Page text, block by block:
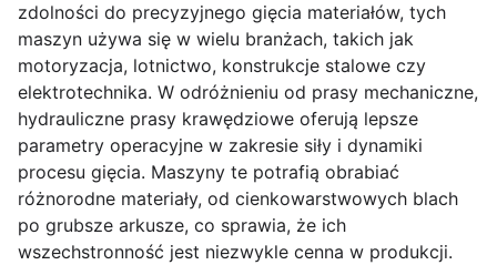
zdolności do precyzyjnego gięcia materiałów, tych
maszyn używa się w wielu branżach, takich jak
motoryzacja, lotnictwo, konstrukcje stalowe czy
elektrotechnika. W odróżnieniu od prasy mechaniczne,
hydrauliczne prasy krawędziowe oferują lepsze
parametry operacyjne w zakresie siły i dynamiki
procesu gięcia. Maszyny te potrafią obrabiać
różnorodne materiały, od cienkowarstwowych blach
po grubsze arkusze, co sprawia, że ich
wszechstronność jest niezwykle cenna w produkcji.